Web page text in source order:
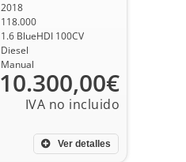
2018
118.000
1.6 BlueHDI 100CV
Diesel
Manual
Ver detalles
10.300,00€